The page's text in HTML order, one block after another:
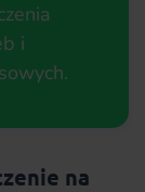
i
na